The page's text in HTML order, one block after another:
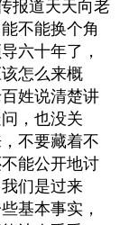
报道天天向老
不能换个角
六十年了，
怎么来概
姓说清楚讲
，也没关
不要藏着不
能公开地讨
们是过来
基本事实，